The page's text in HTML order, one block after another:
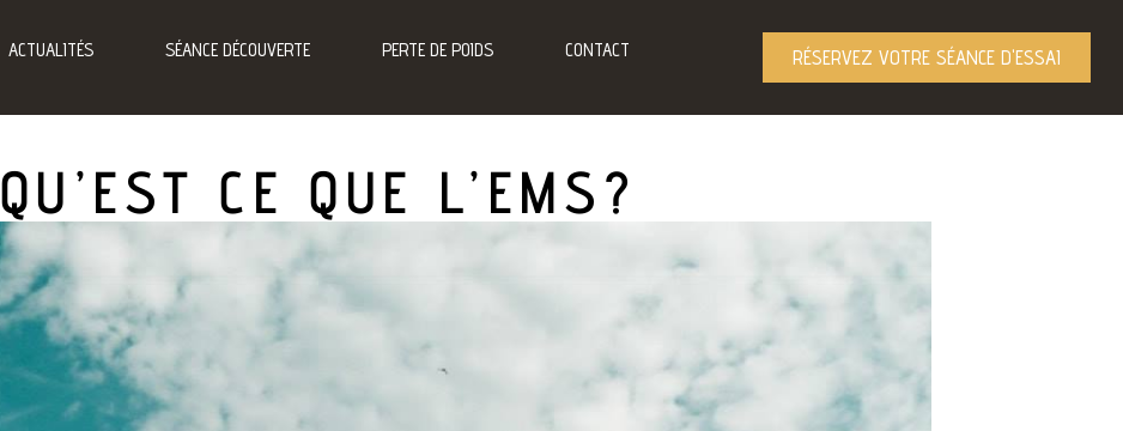
ACTUALITÉS SÉANCE DÉCOUVERTE PERTE DE POIDS CONTACT RÉSERVEZ VOTRE SÉANCE D'ESSAI
QU’EST CE QUE L’EMS?